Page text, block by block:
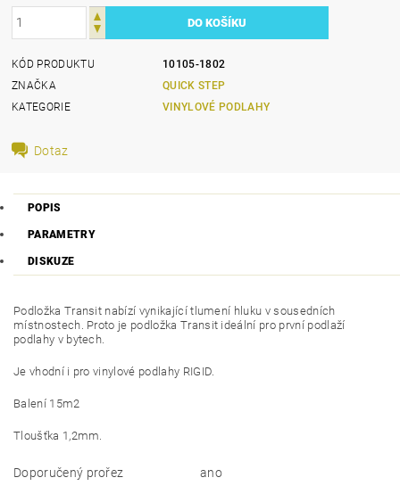
KÓD PRODUKTU
10105-1802
ZNAČKA
QUICK STEP
KATEGORIE
VINYLOVÉ PODLAHY
Dotaz
POPIS
PARAMETRY
DISKUZE
Podložka Transit nabízí vynikající tlumení hluku v sousedních
místnostech. Proto je podložka Transit ideální pro první podlaží
podlahy v bytech.
Je vhodní i pro vinylové podlahy RIGID.
Balení 15m2
Tloušťka 1,2mm.
Doporučený prořez ano